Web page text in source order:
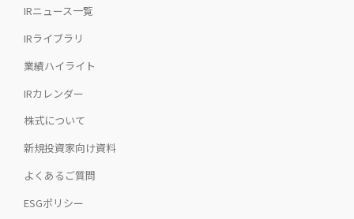
IRニュース一覧
IRライブラリ
業績ハイライト
IRカレンダー
株式について
新規投資家向け資料
よくあるご質問
ESGポリシー